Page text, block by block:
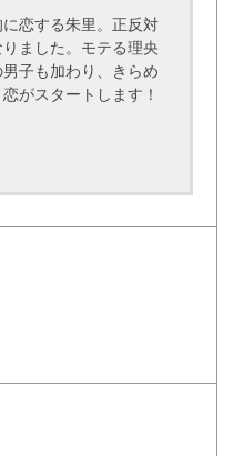
恋する朱里。正反対
ました。モテる理央
子も加わり、きらめ
がスタートします！